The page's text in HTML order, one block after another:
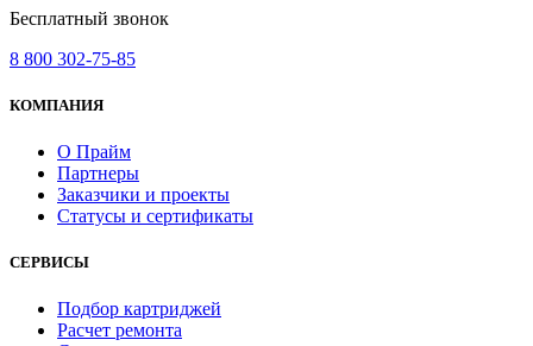
Бесплатный звонок
8 800 302-75-85
КОМПАНИЯ
О Прайм
Партнеры
Заказчики и проекты
Статусы и сертификаты
СЕРВИСЫ
Подбор картриджей
Расчет ремонта